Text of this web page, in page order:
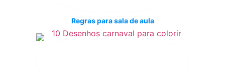
Regras para sala de aula